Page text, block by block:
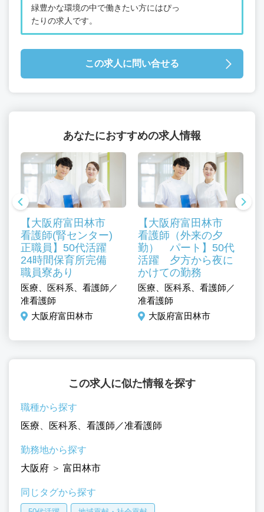
緑豊かな環境の中で働きたい方にはぴっ
たりの求人です。
この求人に問い合せる
あなたにおすすめの求人情報
【大阪府富田林市
看護師(腎センター)
正職員】50代活躍
24時間保育所完備
職員寮あり
医療、医科系、看護師／
准看護師
大阪府富田林市
【大阪府富田林市
看護師（外来の夕
勤） パート】50代
活躍 夕方から夜に
かけての勤務
医療、医科系、看護師／
准看護師
大阪府富田林市
この求人に似た情報を探す
職種から探す
医療
医科系 看護師／准看護師
勤務地から探す
大阪府 ＞ 富田林市
同じタグから探す